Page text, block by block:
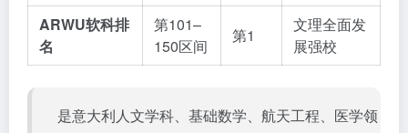
ARWU软科排
名
第101–
150区间
第1
文理全面发
展强校
是意大利人文学科、基础数学、航天工程、医学领